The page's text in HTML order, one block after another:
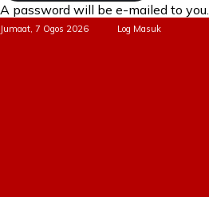
A password will be e-mailed to you.
Jumaat, 7 Ogos 2026 Log Masuk